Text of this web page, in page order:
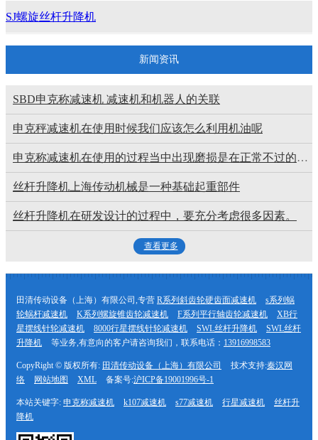
SJ螺旋丝杆升降机
swl 升降机
HB标准工业齿轮箱
RV蜗轮蜗杆减速机
JZQ减速机
新分类
新闻资讯
SBD申克称减速机 减速机和机器人的关联
申克秤减速机在使用时候我们应该怎么利用机油呢
申克称减速机在使用的过程当中出现磨损是在正常不过的一件事了
丝杆升降机上海传动机械是一种基础起重部件
丝杆升降机在研发设计的过程中，要充分考虑很多因素。
查看更多
田清传动设备（上海）有限公司,专营 R系列斜齿轮硬齿面减速机
s系列蜗
轮蜗杆减速机
K系列螺旋锥齿轮减速机 F系列平行轴齿轮减速机
XB行
星摆线针轮减速机
8000行星摆线针轮减速机 SWL丝杆升降机
SWL丝杆
升降机
等业务,有意向的客户请咨询我们，联系电话： 13916998583
CopyRight © 版权所有: 田清传动设备（上海）有限公司 技术支持:秦汉网
络
网站地图 XML 备案号:沪ICP备19001996号-1
本站关键字: 申克称减速机 k107减速机 s77减速机 行星减速机
丝杆升
降机